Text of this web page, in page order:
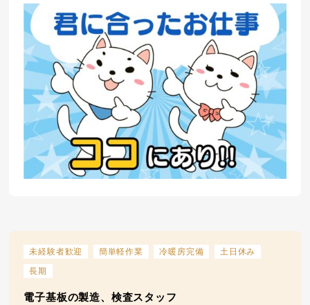
未経験者歓迎 簡単軽作業 冷暖房完備
土日休み
長期
電子基板の製造、検査スタッフ